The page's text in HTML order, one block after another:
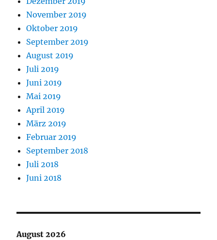
November 2019
Oktober 2019
September 2019
August 2019
Juli 2019
Juni 2019
Mai 2019
April 2019
März 2019
Februar 2019
September 2018
Juli 2018
Juni 2018
August 2026